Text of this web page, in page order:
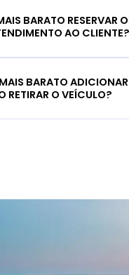
BARATO RESERVAR
AO CLIENTE?
BARATO
RETIRAR O VEÍCULO?